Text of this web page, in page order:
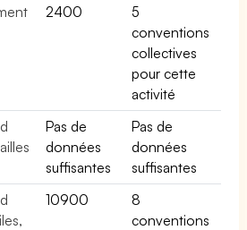
2400
5
conventions
collectives
pour cette
activité
Pas de
données
suffisantes
Pas de
données
suffisantes
10900
8
conventions